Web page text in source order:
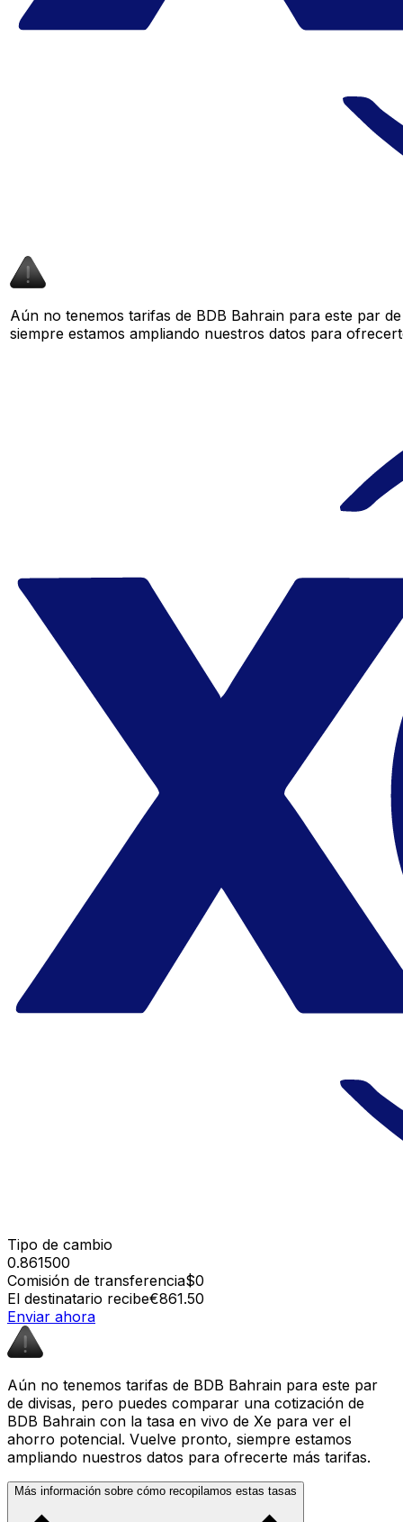
Aún no tenemos tarifas de BDB Bahrain para este par
siempre estamos ampliando nuestros datos para
Tipo de cambio
0.861500
Comisión de transferencia$0
El destinatario recibe€861.50
Enviar ahora
Aún no tenemos tarifas de BDB Bahrain para este par
de divisas, pero puedes comparar una cotización de
BDB Bahrain con la tasa en vivo de Xe para ver el
ahorro potencial. Vuelve pronto, siempre estamos
ampliando nuestros datos para ofrecerte más tarifas.
Más información sobre cómo recopilamos estas tasas